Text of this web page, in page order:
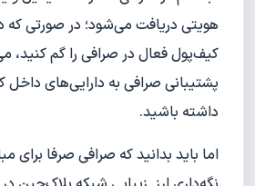
هویتی دریافت می‌شود؛ در صورتی که
کیف‌پول فعال در صرافی را گم کنید،
پشتیبانی صرافی به دارایی‌های
داشته باشید.
اما باید بدانید که صرافی صرفا برای